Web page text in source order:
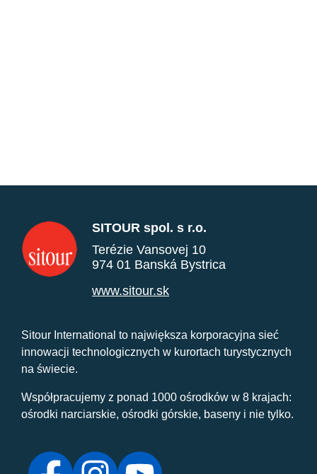
SITOUR spol. s r.o.
Terézie Vansovej 10
974 01 Banská Bystrica
www.sitour.sk
Sitour International to największa korporacyjna sieć
innowacji technologicznych w kurortach turystycznych
na świecie.
Współpracujemy z ponad 1000 ośrodków w 8 krajach:
ośrodki narciarskie, ośrodki górskie, baseny i nie tylko.